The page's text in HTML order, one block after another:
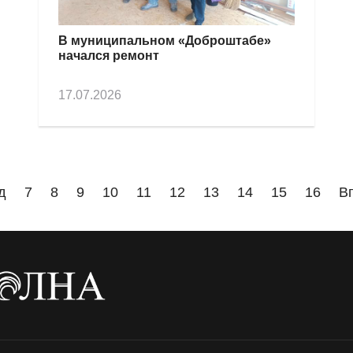
В муниципальном «Доброштабе»
начался ремонт
17.07.2026
7 8 9 10 11 12 13 14 15 16